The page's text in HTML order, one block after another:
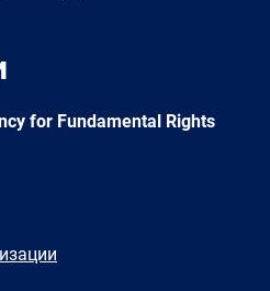
for Fundamental Rights